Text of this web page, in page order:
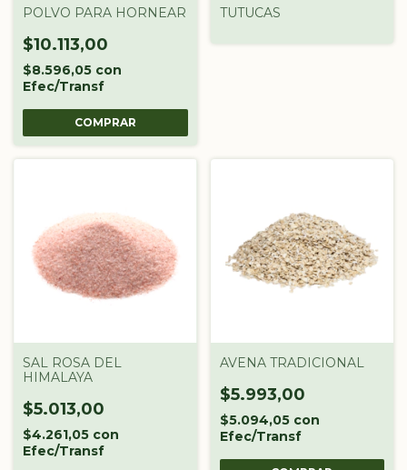
POLVO PARA HORNEAR
$10.113,00
$8.596,05 con
Efec/Transf
COMPRAR
TUTUCAS
SAL ROSA DEL
HIMALAYA
$5.013,00
$4.261,05 con
Efec/Transf
AVENA TRADICIONAL
$5.993,00
$5.094,05 con
Efec/Transf